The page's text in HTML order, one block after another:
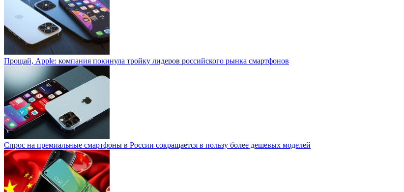
Прощай, Apple: компания покинула тройку лидеров российского рынка смартфонов
Спрос на премиальные смартфоны в России сокращается в пользу более дешевых моделей